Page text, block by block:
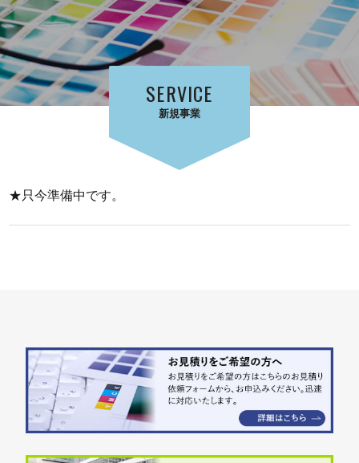
SERVICE
新規事業
★只今準備中です。